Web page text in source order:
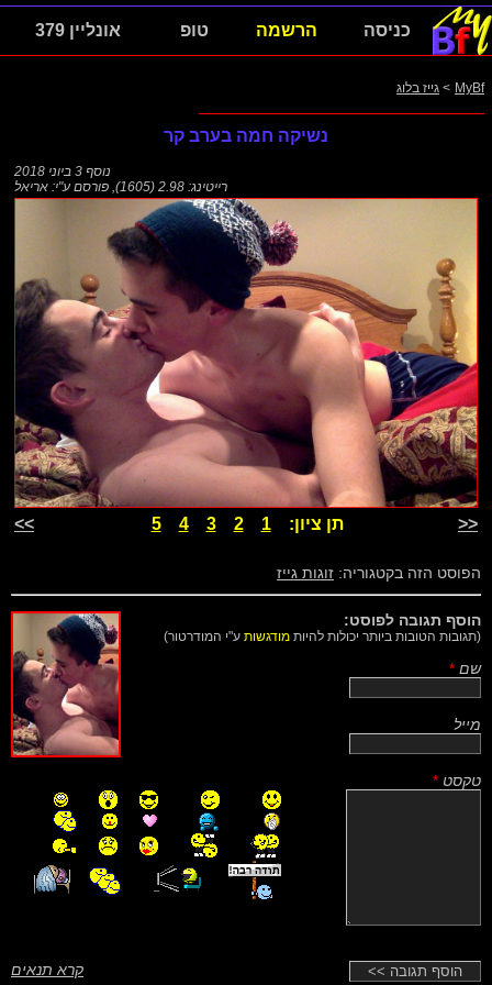
כניסה הרשמה טופ אונליין 379
MyBf
> גייז בלוג
נשיקה חמה בערב קר
נוסף 3 ביוני 2018
רייטינג: 2.98 (1605)
, פורסם ע"י: אריאל
<< תן ציון:1
2
3
4
5
>>
הפוסט הזה בקטגוריה: זוגות גייז
הוסף תגובה לפוסט:
(תגובות הטובות ביותר יכולות להיות מודגשות ע"י המודרטור)
שם *
מייל
טקסט *
קרא תנאים